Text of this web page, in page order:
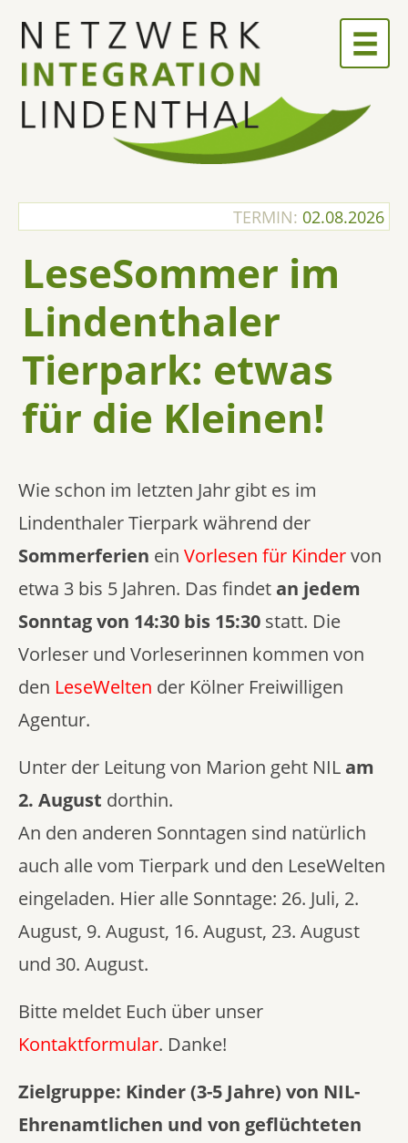
to
content
TERMIN: 02.08.2026
LeseSommer im
Lindenthaler
Tierpark: etwas
für die Kleinen!
Wie schon im letzten Jahr gibt es im
Lindenthaler Tierpark während der
Sommerferien einVorlesen für Kindervon
etwa 3 bis 5 Jahren. Das findet an jedem
Sonntag von 14:30 bis 15:30 statt. Die
Vorleser und Vorleserinnen kommen von
den LeseWelten der Kölner Freiwilligen
Agentur.
Unter der Leitung von Marion geht NIL am
2. August dorthin.
An den anderen Sonntagen sind natürlich
auch alle vom Tierpark und den LeseWelten
eingeladen. Hier alle Sonntage: 26. Juli, 2.
August, 9. August, 16. August, 23. August
und 30. August.
Bitte meldet Euch über unser
Kontaktformular. Danke!
Zielgruppe: Kinder (3-5 Jahre) von NIL-
Ehrenamtlichen und von geflüchteten